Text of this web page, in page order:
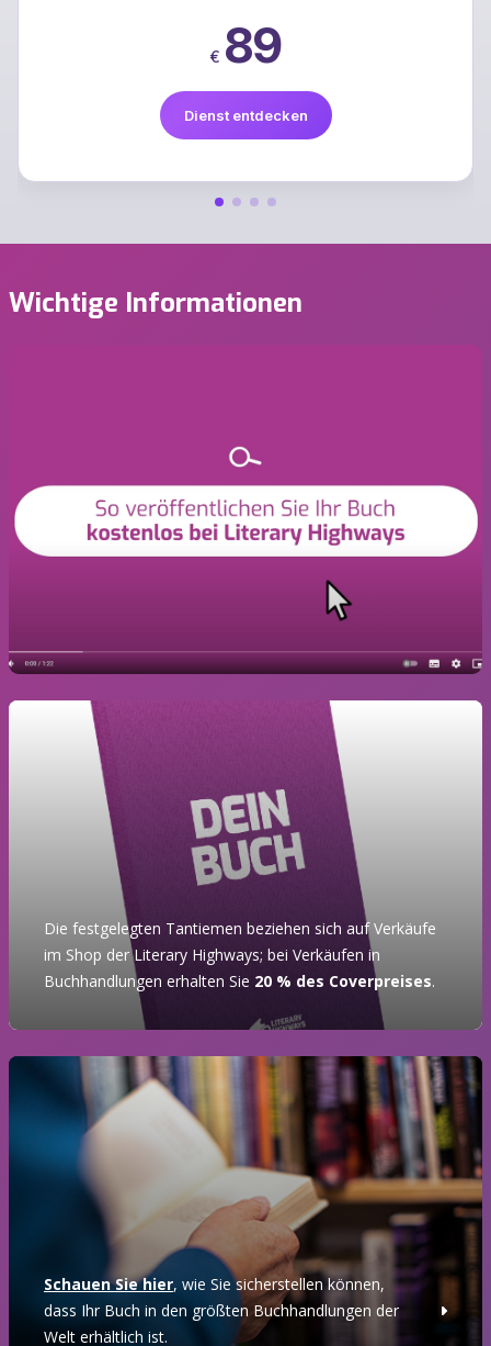
€ 89
Dienst entdecken
Wichtige Informationen
Die festgelegten Tantiemen beziehen sich auf Verkäufe
im Shop der Literary Highways; bei Verkäufen in
Buchhandlungen erhalten Sie 20 % des Coverpreises.
Schauen Sie hier, wie Sie sicherstellen können,
dass Ihr Buch in den größten Buchhandlungen der
Welt erhältlich ist.